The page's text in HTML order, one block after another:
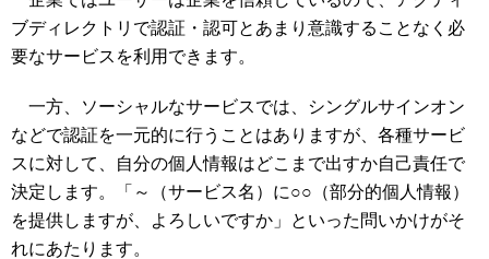
ブディレクトリで認証・認可とあまり意識することなく必
要なサービスを利用できます。
一方、ソーシャルなサービスでは、シングルサインオン
などで認証を一元的に行うことはありますが、各種サービ
スに対して、自分の個人情報はどこまで出すか自己責任で
決定します。「～（サービス名）に○○（部分的個人情報）
を提供しますが、よろしいですか」といった問いかけがそ
れにあたります。